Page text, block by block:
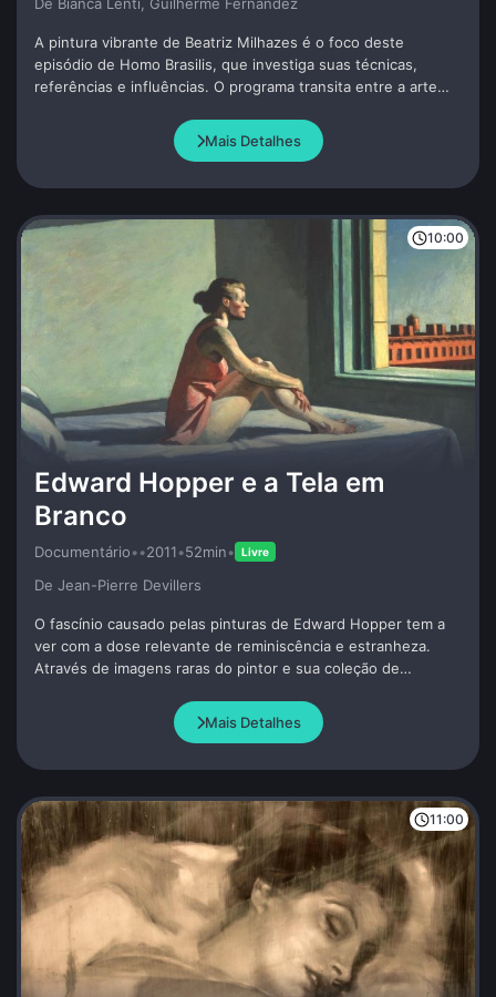
De Bianca Lenti, Guilherme Fernandez
A pintura vibrante de Beatriz Milhazes é o foco deste
episódio de Homo Brasilis, que investiga suas técnicas,
referências e influências. O programa transita entre a arte
revelar os caminhos que consolidaram a artista como um
nome de destaque global.
Mais Detalhes
10:00
Edward Hopper e a Tela em
Branco
Documentário••2011•52min• Livre
De Jean-Pierre Devillers
O fascínio causado pelas pinturas de Edward Hopper tem a
ver com a dose relevante de reminiscência e estranheza.
Através de imagens raras do pintor e sua coleção de
seu processo criativo em relação à história social, política e
Mais Detalhes
11:00